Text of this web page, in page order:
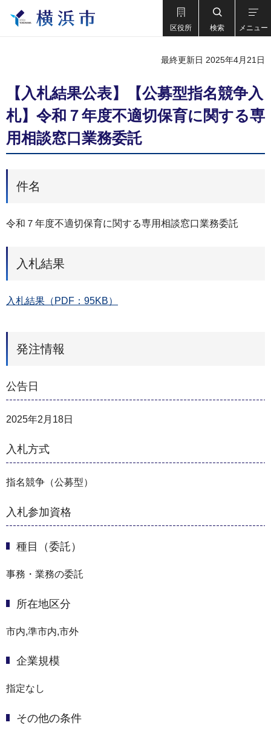
区役所 検索 メニュー
最終更新日 2025年4月21日
【入札結果公表】【公募型指名競争入
札】令和７年度不適切保育に関する専
用相談窓口業務委託
件名
令和７年度不適切保育に関する専用相談窓口業務委託
入札結果
入札結果（PDF：95KB）
発注情報
公告日
2025年2月18日
入札方式
指名競争（公募型）
入札参加資格
種目（委託）
事務・業務の委託
所在地区分
市内,準市内,市外
企業規模
指定なし
その他の条件